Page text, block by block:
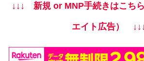
↓↓↓ 新規 or MNP手続きはこち
エイト広告）